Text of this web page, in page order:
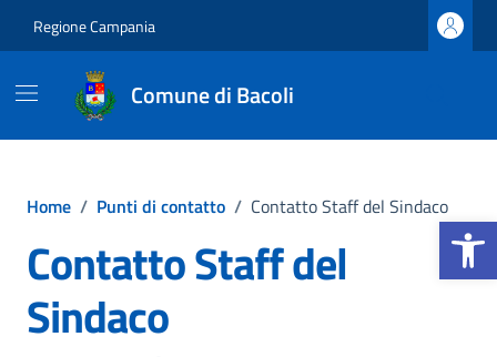
Apri la
Regione Campania
Comune di Bacoli
Home / Punti di contatto / Contatto Staff del Sindaco
Contatto Staff del
Sindaco